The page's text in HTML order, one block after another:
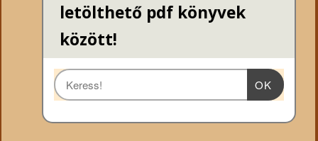
letölthető pdf könyvek
között!
OK